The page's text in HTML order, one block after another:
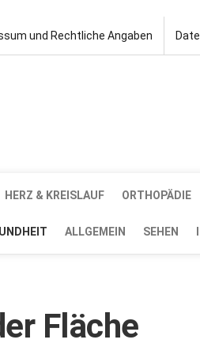
und Rechtliche Angaben
HERZ & KREISLAUF ORTHOPÄDIE
ALLGEMEIN SEHEN
Fläche